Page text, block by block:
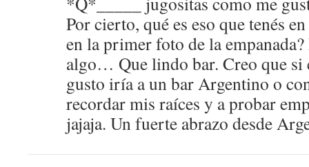
Por cierto, qué es eso que tenés
en la primer foto de la empanada?
algo… Que lindo bar. Creo que si
gusto iría a un bar Argentino o
recordar mis raíces y a probar
jajaja. Un fuerte abrazo desde